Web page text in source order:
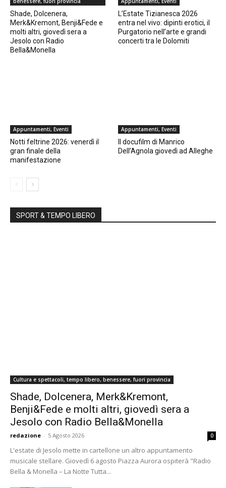
Shade, Dolcenera,
Merk&Kremont, Benji&Fede e
molti altri, giovedì sera a
Jesolo con Radio
Bella&Monella
L’Estate Tizianesca 2026
entra nel vivo: dipinti erotici, il
Purgatorio nell’arte e grandi
concerti tra le Dolomiti
Appuntamenti, Eventi
Notti feltrine 2026: venerdì il
gran finale della
manifestazione
Appuntamenti, Eventi
Il docufilm di Manrico
Dell’Agnola giovedì ad Alleghe
SPORT & TEMPO LIBERO
Cultura e spettacoli, tempo libero, benessere, fuori provincia
Shade, Dolcenera, Merk&Kremont,
Benji&Fede e molti altri, giovedì sera a
Jesolo con Radio Bella&Monella
redazione - 5 Agosto 2026 0
L'estate di Jesolo mette in cartellone un altro appuntamento
musicale stellare. Giovedì 6 agosto Piazza Aurora ospiterà "Radio
Bella & Monella – La Notte Tutta...